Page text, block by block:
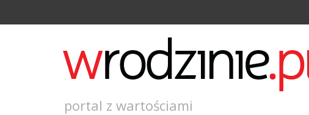
portal z wartościami